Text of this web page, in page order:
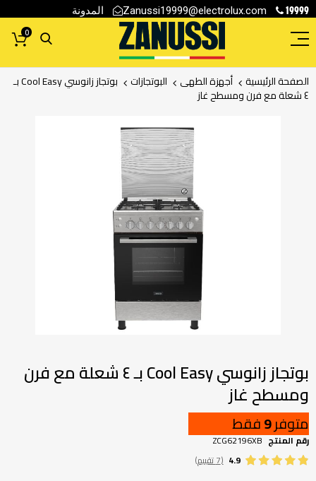
19999
Zanussi19999@electrolux.com المدونة
0
الصفحة الرئيسية أجهزة الطهى البوتجازات بوتجاز زانوسي Cool Easy بـ
٤ شعلة مع فرن ومسطح غاز
بداية
معرض
الصور
بوتجاز زانوسي Cool Easy بـ ٤ شعلة مع فرن
ومسطح غاز
متوفر9فقط
رقم المنتج ZCG62196XB
4.9 (7 تقييم)